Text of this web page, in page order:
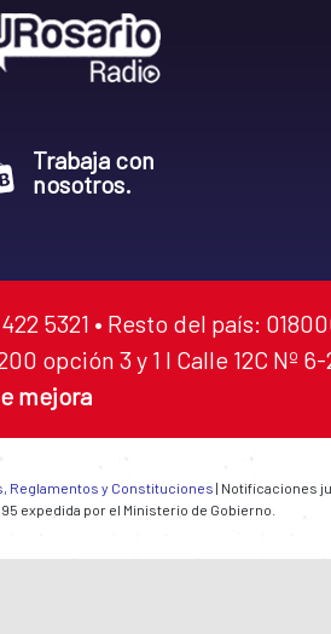
Trabaja con
nosotros.
5321 • Resto del país:
opción 3 y 1 I Calle 12C Nº
mejora
Reglamentos y Constituciones | Notificaciones
expedida por el Ministerio de Gobierno.